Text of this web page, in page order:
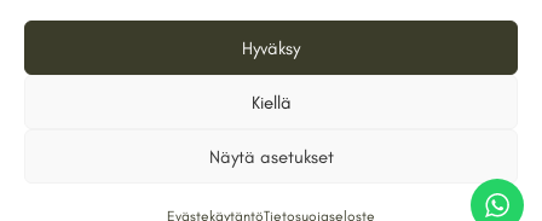
Hyväksy
Kiellä
Näytä asetukset
EvästekäytäntöTietosuojaseloste
Tilaa uutiskirje